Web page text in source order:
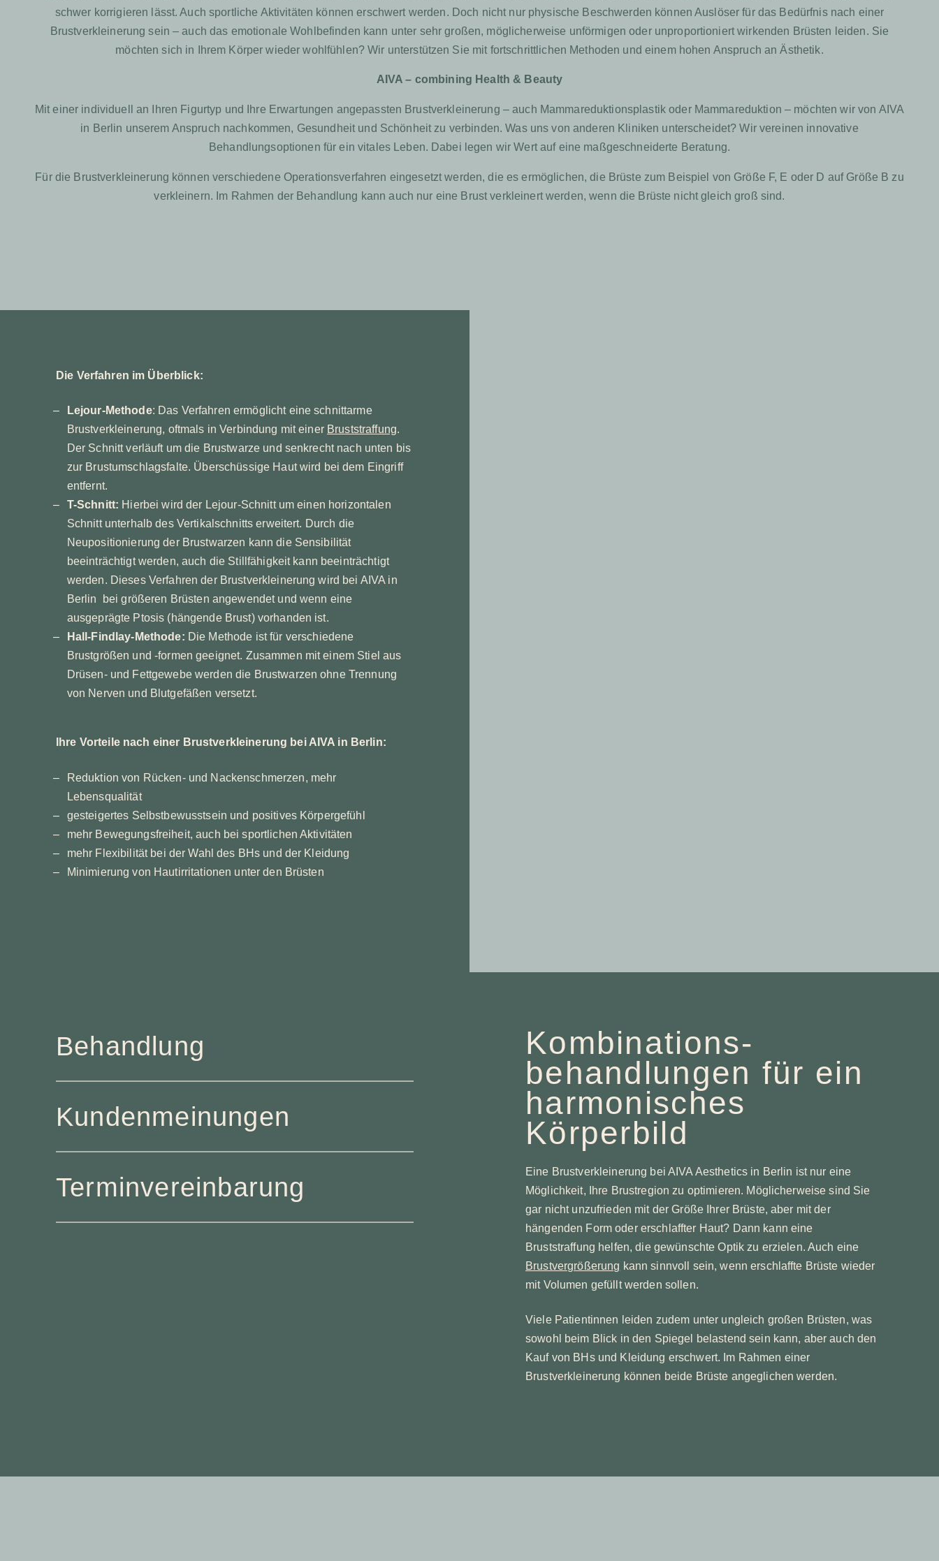
schwer korrigieren lässt. Auch sportliche Aktivitäten können erschwert werden. Doch nicht nur physische Beschwerden können Auslöser für das Bedürfnis nach einer
Brustverkleinerung sein – auch das emotionale Wohlbefinden kann unter sehr großen, möglicherweise unförmigen oder unproportioniert wirkenden Brüsten leiden. Sie
möchten sich in Ihrem Körper wieder wohlfühlen? Wir unterstützen Sie mit fortschrittlichen Methoden und einem hohen Anspruch an Ästhetik.
AIVA – combining Health & Beauty
Mit einer individuell an Ihren Figurtyp und Ihre Erwartungen angepassten Brustverkleinerung – auch Mammareduktionsplastik oder Mammareduktion – möchten wir von AIVA
in Berlin unserem Anspruch nachkommen, Gesundheit und Schönheit zu verbinden. Was uns von anderen Kliniken unterscheidet? Wir vereinen innovative
Behandlungsoptionen für ein vitales Leben. Dabei legen wir Wert auf eine maßgeschneiderte Beratung.
Für die Brustverkleinerung können verschiedene Operationsverfahren eingesetzt werden, die es ermöglichen, die Brüste zum Beispiel von Größe F, E oder D auf Größe B zu
verkleinern. Im Rahmen der Behandlung kann auch nur eine Brust verkleinert werden, wenn die Brüste nicht gleich groß sind.
Die Verfahren im Überblick:
Lejour-Methode: Das Verfahren ermöglicht eine schnittarme
Brustverkleinerung, oftmals in Verbindung mit einer Bruststraffung.
Der Schnitt verläuft um die Brustwarze und senkrecht nach unten bis
zur Brustumschlagsfalte. Überschüssige Haut wird bei dem Eingriff
entfernt.
T-Schnitt: Hierbei wird der Lejour-Schnitt um einen horizontalen
Schnitt unterhalb des Vertikalschnitts erweitert. Durch die
Neupositionierung der Brustwarzen kann die Sensibilität
beeinträchtigt werden, auch die Stillfähigkeit kann beeinträchtigt
werden. Dieses Verfahren der Brustverkleinerung wird bei AIVA in
Berlin bei größeren Brüsten angewendet und wenn eine
ausgeprägte Ptosis (hängende Brust) vorhanden ist.
Hall-Findlay-Methode: Die Methode ist für verschiedene
Brustgrößen und -formen geeignet. Zusammen mit einem Stiel aus
Drüsen- und Fettgewebe werden die Brustwarzen ohne Trennung
von Nerven und Blutgefäßen versetzt.
Ihre Vorteile nach einer Brustverkleinerung bei AIVA in Berlin:
Reduktion von Rücken- und Nackenschmerzen, mehr
Lebensqualität
gesteigertes Selbstbewusstsein und positives Körpergefühl
mehr Bewegungsfreiheit, auch bei sportlichen Aktivitäten
mehr Flexibilität bei der Wahl des BHs und der Kleidung
Minimierung von Hautirritationen unter den Brüsten
Behandlung
Kundenmeinungen
Terminvereinbarung
Kombinations­
behandlungen für ein
harmonisches
Körperbild
Eine Brustverkleinerung bei AIVA Aesthetics in Berlin ist nur eine
Möglichkeit, Ihre Brustregion zu optimieren. Möglicherweise sind Sie
gar nicht unzufrieden mit der Größe Ihrer Brüste, aber mit der
hängenden Form oder erschlaffter Haut? Dann kann eine
Bruststraffung helfen, die gewünschte Optik zu erzielen. Auch eine
Brustvergrößerung kann sinnvoll sein, wenn erschlaffte Brüste wieder
mit Volumen gefüllt werden sollen.
Viele Patientinnen leiden zudem unter ungleich großen Brüsten, was
sowohl beim Blick in den Spiegel belastend sein kann, aber auch den
Kauf von BHs und Kleidung erschwert. Im Rahmen einer
Brustverkleinerung können beide Brüste angeglichen werden.